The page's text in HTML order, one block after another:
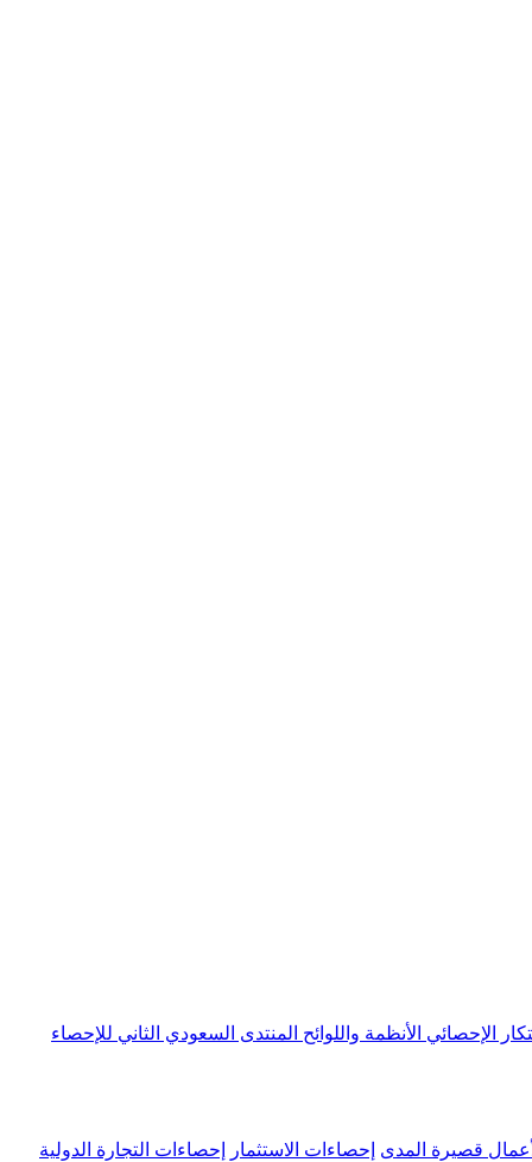
الإحصائي الأنظمة واللوائح المنتدى السعودي الثاني للإحصاء
قصيرة المدى إحصاءات الاستثمار إحصاءات التجارة الدولية